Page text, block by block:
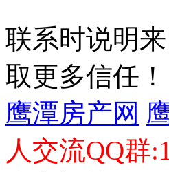
联系时说明
取更多信任！
鹰潭房产网
人交流QQ群